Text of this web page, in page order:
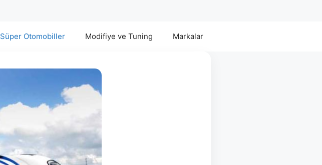
Süper Otomobiller Modifiye ve Tuning Markalar